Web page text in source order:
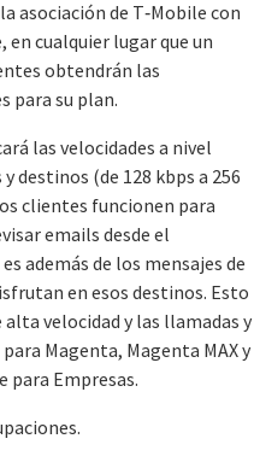
asociación de T‑Mobile con
cualquier lugar que un
obtendrán las
para su plan.
las velocidades a nivel
destinos (de 128 kbps a 256
clientes funcionen para
emails desde el
además de los mensajes de
en esos destinos. Esto
velocidad y las llamadas y
Magenta, Magenta MAX y
para Empresas.